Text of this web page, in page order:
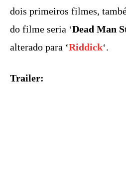
dois primeiros filmes,
do filme seria ‘Dead Man
alterado para ‘Riddick‘.
Trailer: